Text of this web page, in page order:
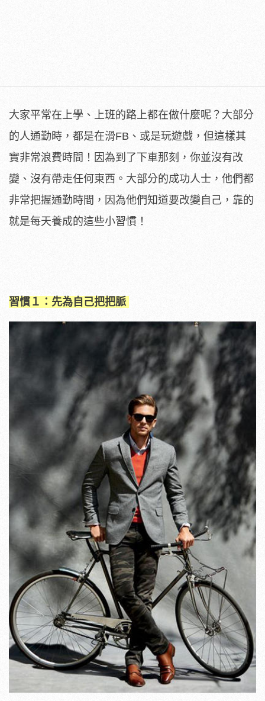
大家平常在上學、上班的路上都在做什麼呢？大部分
的人通勤時，都是在滑FB、或是玩遊戲，但這樣其
實非常浪費時間！因為到了下車那刻，你並沒有改
變、沒有帶走任何東西。大部分的成功人士，他們都
非常把握通勤時間，因為他們知道要改變自己，靠的
就是每天養成的這些小習慣！
習慣１：先為自己把把脈